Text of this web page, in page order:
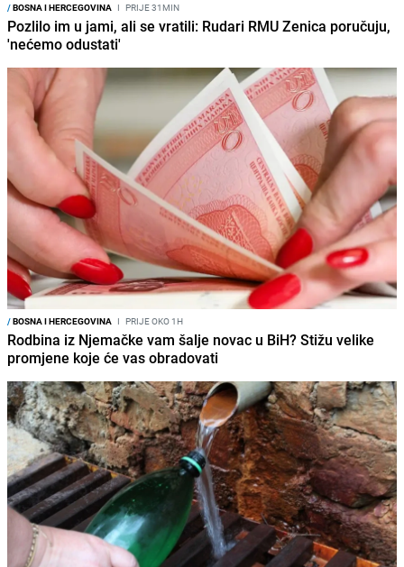
/BOSNA I HERCEGOVINA I PRIJE 31MIN
Pozlilo im u jami, ali se vratili: Rudari RMU Zenica poručuju,
'nećemo odustati'
/BOSNA I HERCEGOVINA I PRIJE OKO 1H
Rodbina iz Njemačke vam šalje novac u BiH? Stižu velike
promjene koje će vas obradovati